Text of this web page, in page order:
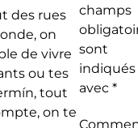
des rues
on
de vivre
ou tes
tout
on te
champs
sont
indiqués
avec*